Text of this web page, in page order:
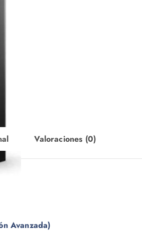
Valoraciones (0)
Avanzada)